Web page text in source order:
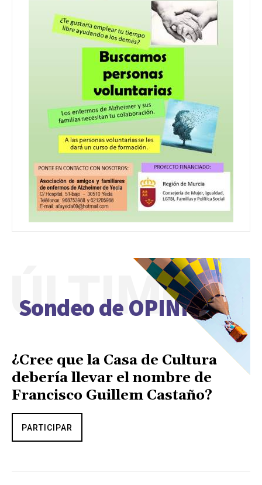
Sondeo de OPINIÓN
ÚLTIMO
¿Cree que la Casa de Cultura
debería llevar el nombre de
Francisco Guillem Castaño?
PARTICIPAR